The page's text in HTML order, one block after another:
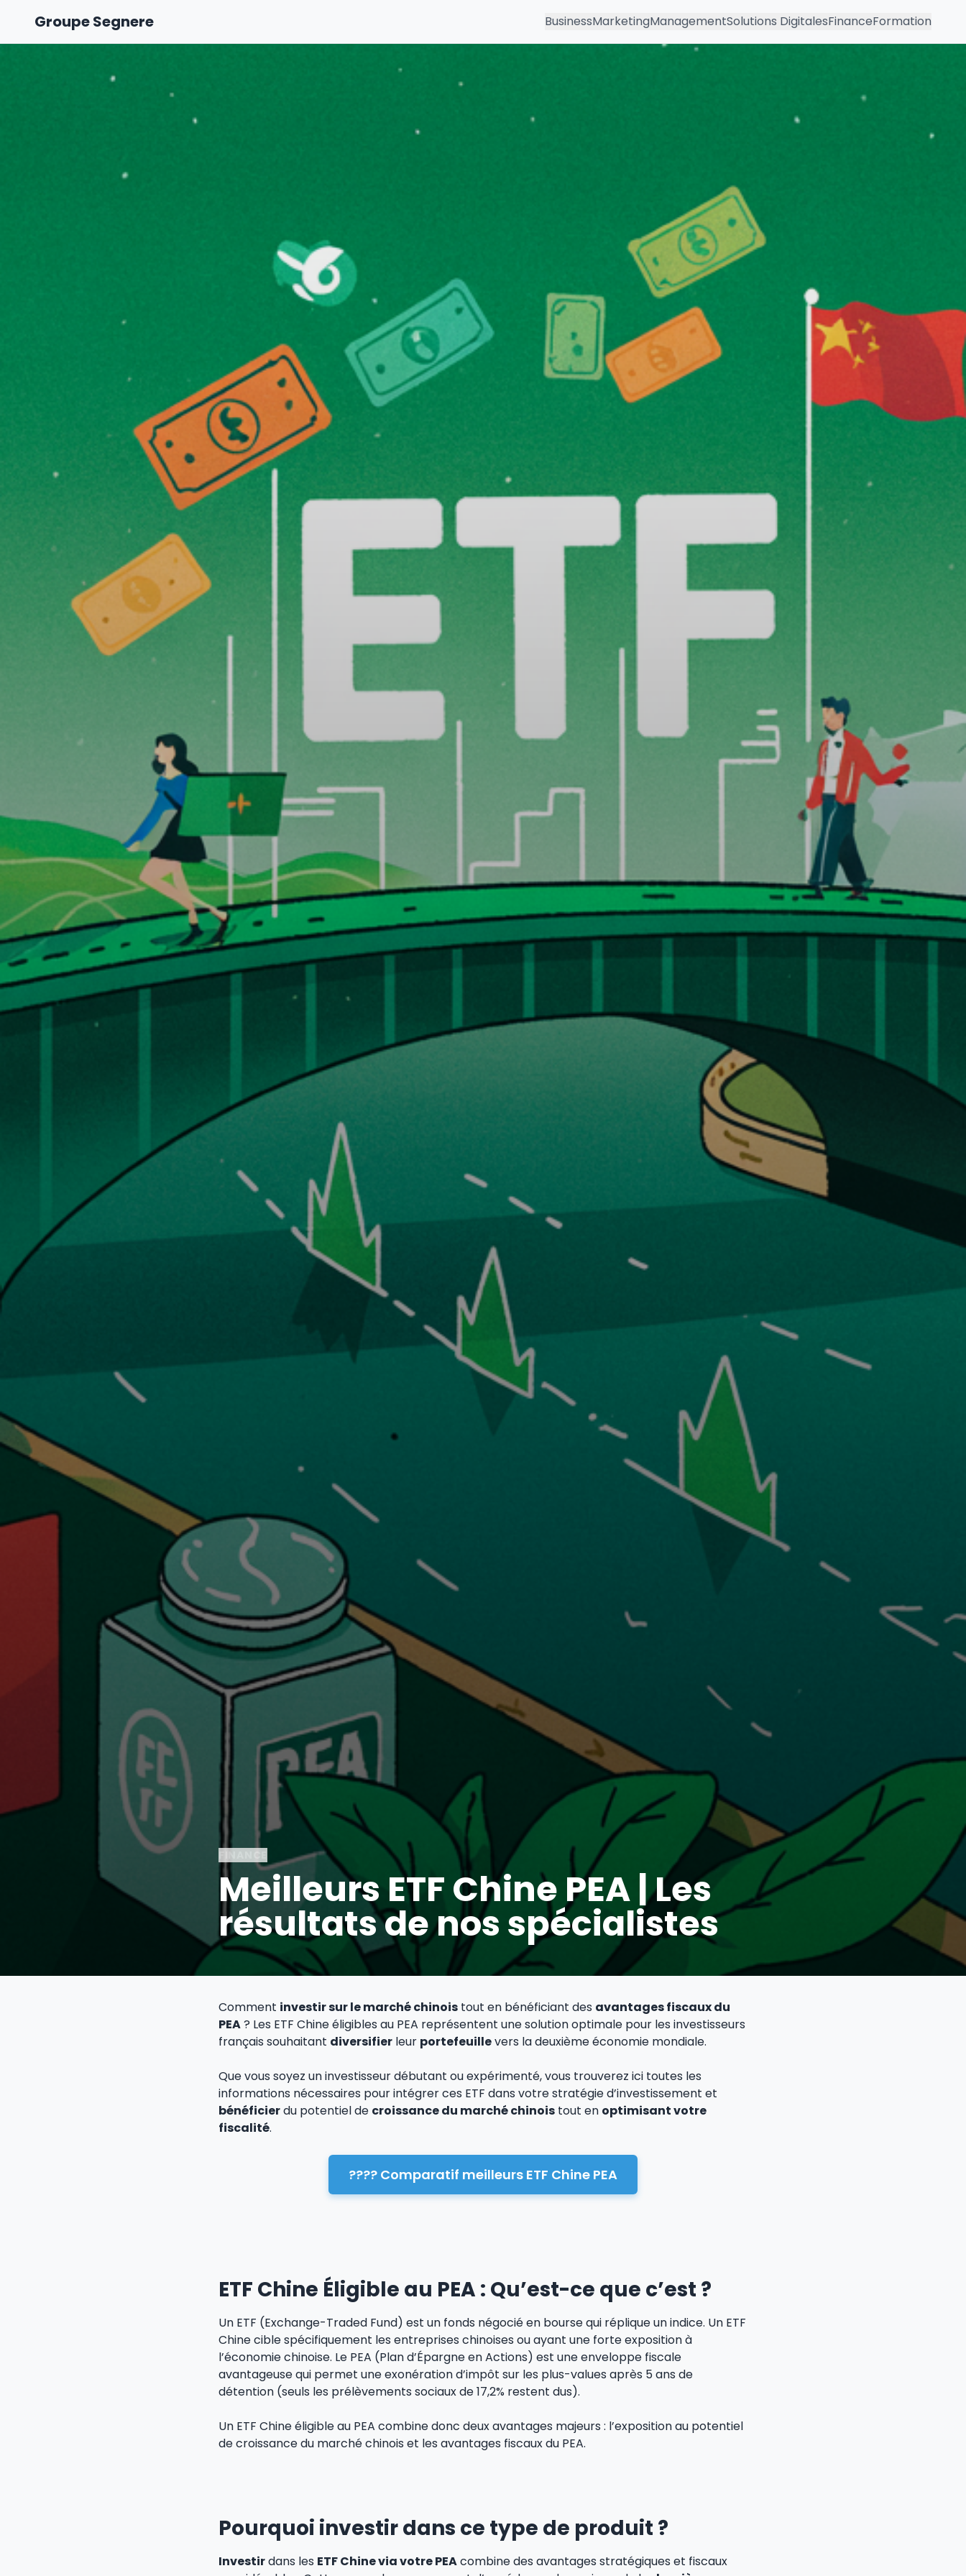
Groupe Segnere BusinessMarketingManagementSolutions DigitalesFinanceFormation
Meilleurs ETF Chine PEA | Les
résultats de nos spécialistes
Comment investir sur le marché chinois tout en bénéficiant des avantages fiscaux du
PEA? Les ETF Chine éligibles au PEA représentent une solution optimale pour les investisseurs
français souhaitant diversifier leur portefeuillevers la deuxième économie mondiale.
Que vous soyez un investisseur débutant ou expérimenté, vous trouverez ici toutes les
informations nécessaires pour intégrer ces ETF dans votre stratégie d’investissement et
bénéficierdu potentiel de croissance du marché chinois tout en optimisant votre
fiscalité.
???? Comparatif meilleurs ETF Chine PEA
ETF Chine Éligible au PEA : Qu’est-ce que c’est ?
Un ETF (Exchange-Traded Fund) est un fonds négocié en bourse qui réplique un indice. Un ETF
Chine cible spécifiquement les entreprises chinoises ou ayant une forte exposition à
l’économie chinoise. Le PEA (Plan d’Épargne en Actions) est une enveloppe fiscale
avantageuse qui permet une exonération d’impôt sur les plus-values après 5 ans de
détention (seuls les prélèvements sociaux de 17,2% restent dus).
Un ETF Chine éligible au PEA combine donc deux avantages majeurs : l’exposition au potentiel
de croissance du marché chinois et les avantages fiscaux du PEA.
Pourquoi investir dans ce type de produit ?
Investirdans les ETF Chine via votre PEAcombine des avantages stratégiques et fiscaux